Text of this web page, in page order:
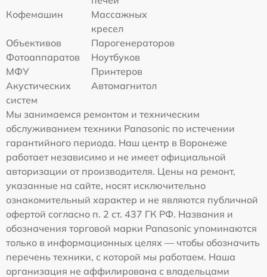
Кофемашин
Массажных
кресел
Объективов
Парогенераторов
Фотоаппаратов
Ноутбуков
МФУ
Принтеров
Акустических
систем
Автомагнитол
Мы занимаемся ремонтом и техническим
обслуживанием техники Panasonic по истечении
гарантийного периода. Наш центр в Воронеже
работает независимо и не имеет официальной
авторизации от производителя. Цены на ремонт,
указанные на сайте, носят исключительно
ознакомительный характер и не являются публичной
офертой согласно п. 2 ст. 437 ГК РФ. Названия и
обозначения торговой марки Panasonic упоминаются
только в информационных целях — чтобы обозначить
перечень техники, с которой мы работаем. Наша
организация не аффилирована с владельцами